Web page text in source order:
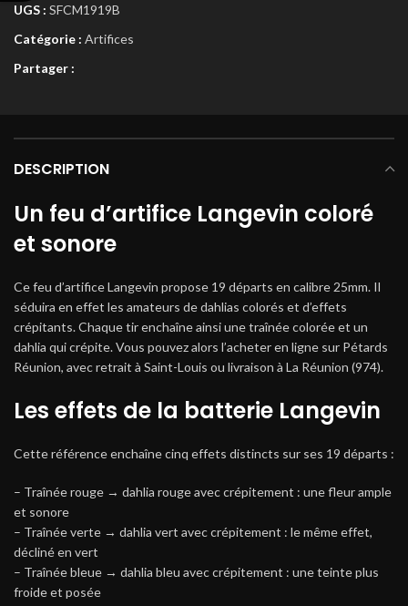
UGS : SFCM1919B
Catégorie : Artifices
Partager :
DESCRIPTION
Un feu d’artifice Langevin coloré
et sonore
Ce feu d’artifice Langevin propose 19 départs en calibre 25mm. Il
séduira en effet les amateurs de dahlias colorés et d’effets
crépitants. Chaque tir enchaîne ainsi une traînée colorée et un
dahlia qui crépite. Vous pouvez alors l’acheter en ligne sur Pétards
Réunion, avec retrait à Saint-Louis ou livraison à La Réunion (974).
Les effets de la batterie Langevin
Cette référence enchaîne cinq effets distincts sur ses 19 départs :
– Traînée rouge → dahlia rouge avec crépitement : une fleur ample
et sonore
– Traînée verte → dahlia vert avec crépitement : le même effet,
décliné en vert
– Traînée bleue → dahlia bleu avec crépitement : une teinte plus
froide et posée